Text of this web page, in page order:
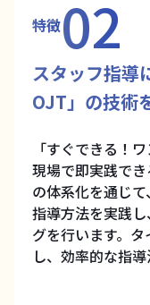
特徴02
スタッフ指導
OJT」の技術
「すぐできる！
現場で即実践で
の体系化を通じ
指導方法を実践
グを行います。
し、効率的な指導